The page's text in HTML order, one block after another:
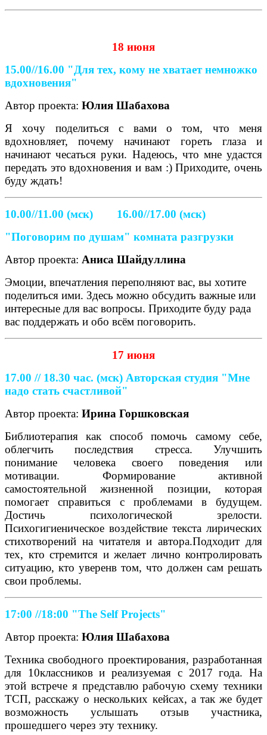
18 июня
15.00//16.00 "Для тех, кому не хватает немножко
вдохновения"
Автор проекта: Юлия Шабахова
Я хочу поделиться с вами о том, что меня
вдохновляет, почему начинают гореть глаза и
начинают чесаться руки. Надеюсь, что мне удастся
передать это вдохновения и вам :) Приходите, очень
буду ждать!
10.00//11.00 (мск) 16.00//17.00 (мск)
"Поговорим по душам" комната разгрузки
Автор проекта: Аниса Шайдуллина
Эмоции, впечатления переполняют вас, вы хотите
поделиться ими. Здесь можно обсудить важные или
интересные для вас вопросы. Приходите буду рада
вас поддержать и обо всём поговорить.
17 июня
17.00 // 18.30 час. (мск) Авторская студия "Мне
надо стать счастливой"
Автор проекта: Ирина Горшковская
Библиотерапия как способ помочь самому себе,
облегчить последствия стресса. Улучшить
понимание человека своего поведения или
мотивации. Формирование активной
самостоятельной жизненной позиции, которая
помогает справиться с проблемами в будущем.
Достичь психологической зрелости.
Психогигиеническое воздействие текста лирических
стихотворений на читателя и автора.Подходит для
тех, кто стремится и желает лично контролировать
ситуацию, кто уверенв том, что должен сам решать
свои проблемы.
17:00 //18:00 "The Self Projects"
Автор проекта: Юлия Шабахова
Техника свободного проектирования, разработанная
для 10классников и реализуемая с 2017 года. На
этой встрече я представлю рабочую схему техники
ТСП, расскажу о нескольких кейсах, а так же будет
возможность услышать отзыв участника,
прошедшего через эту технику.